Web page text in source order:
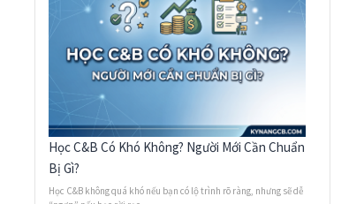
Học C&B Có Khó Không? Người Mới Cần Chuẩn
Bị Gì?
Học C&B không quá khó nếu bạn có lộ trình rõ ràng, nhưng sẽ dễ